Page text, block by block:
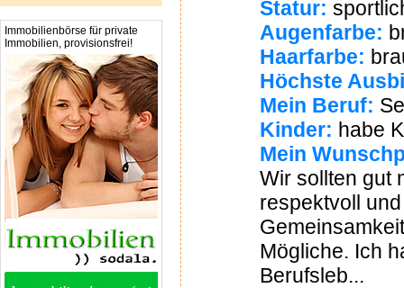
Immobilienbörse für private
Immobilien, provisionsfrei!
Statur:
Augenfarbe:
Haarfarbe:
Höchste
Mein Beruf:
Kinder: habe
Mein
Wir sollten gut
respektvoll
Mögliche. Ich
Berufsleb...